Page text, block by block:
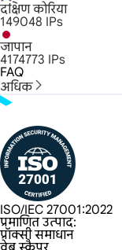
दक्षिण कोरिया
149048 IPs
जापान
4174773 IPs
FAQ
अधिक
ISO/IEC 27001:2022
प्रमाणित उत्पाद:
प्रॉक्सी समाधान